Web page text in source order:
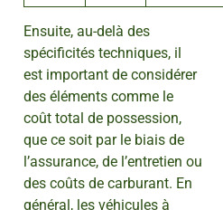
Ensuite, au-delà des
spécificités techniques, il
est important de considérer
des éléments comme le
coût total de possession,
que ce soit par le biais de
l’assurance, de l’entretien ou
des coûts de carburant. En
général, les véhicules à